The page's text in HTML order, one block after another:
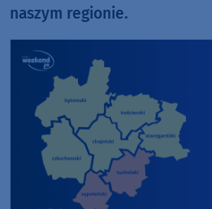
naszym regionie.